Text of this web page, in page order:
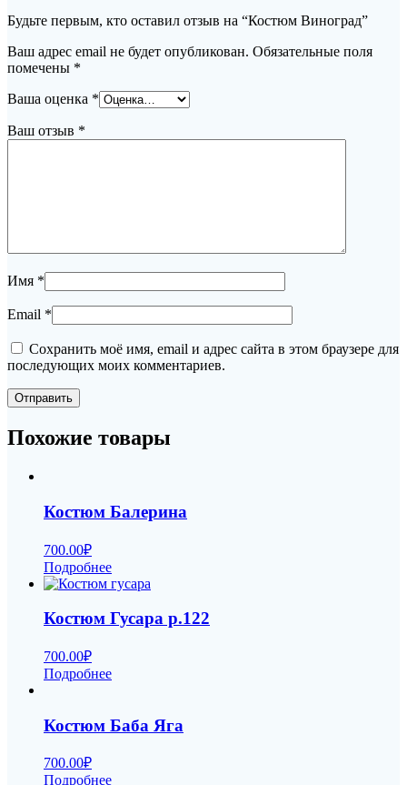
Будьте первым, кто оставил отзыв на “Костюм Виноград”
Ваш адрес email не будет опубликован. Обязательные поля
помечены *
Ваша оценка *
Ваш отзыв *
Имя *
Email *
Сохранить моё имя, email и адрес сайта в этом браузере для
последующих моих комментариев.
Похожие товары
Костюм Балерина
700.00₽
Подробнее
Костюм Гусара р.122
700.00₽
Подробнее
Костюм Баба Яга
700.00₽
Подробнее